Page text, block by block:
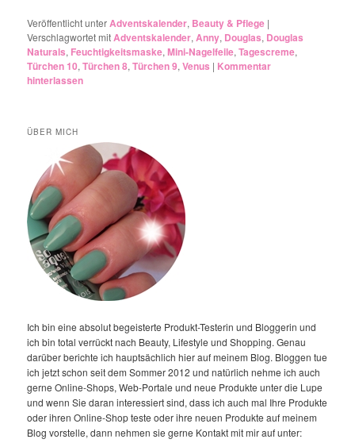
Veröffentlicht unterAdventskalender, Beauty & Pflege |
Verschlagwortet mitAdventskalender,Anny, Douglas, Douglas
Naturals, Feuchtigkeitsmaske,Mini-Nagelfeile,Tagescreme,
Türchen 10,Türchen 8,Türchen 9,Venus | Kommentar
hinterlassen
ÜBER MICH
Ich bin eine absolut begeisterte Produkt-Testerin und Bloggerin und
ich bin total verrückt nach Beauty, Lifestyle und Shopping. Genau
darüber berichte ich hauptsächlich hier auf meinem Blog. Bloggen tue
ich jetzt schon seit dem Sommer 2012 und natürlich nehme ich auch
gerne Online-Shops, Web-Portale und neue Produkte unter die Lupe
und wenn Sie daran interessiert sind, dass ich auch mal Ihre Produkte
oder ihren Online-Shop teste oder ihre neuen Produkte auf meinem
Blog vorstelle, dann nehmen sie gerne Kontakt mit mir auf unter: